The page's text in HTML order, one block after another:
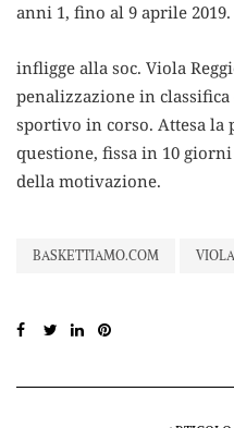
anni 1, fino al 9 aprile 2019.
infligge alla soc. Viola
penalizzazione in classifica
sportivo in corso. Attesa la
questione, fissa in 10
della motivazione.
BASKETTIAMO.COM